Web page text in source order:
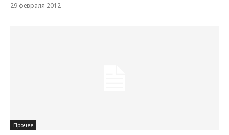
29 февраля 2012
Прочее